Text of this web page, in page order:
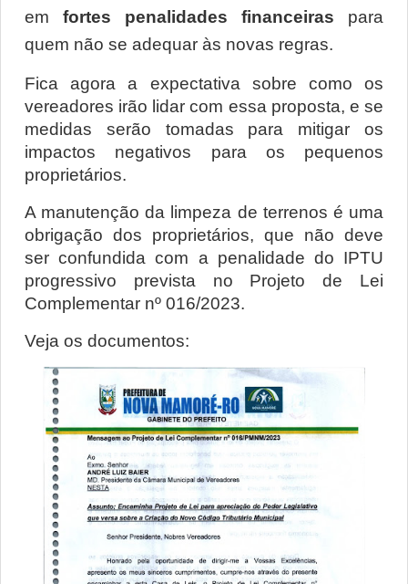
em fortes penalidades financeiras para
quem não se adequar às novas regras.
Fica agora a expectativa sobre como os
vereadores irão lidar com essa proposta, e se
medidas serão tomadas para mitigar os
impactos negativos para os pequenos
proprietários.
A manutenção da limpeza de terrenos é uma
obrigação dos proprietários, que não deve
ser confundida com a penalidade do IPTU
progressivo prevista no Projeto de Lei
Complementar nº 016/2023.
Veja os documentos: